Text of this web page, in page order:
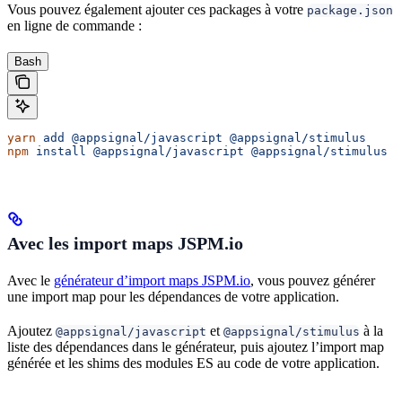
Vous pouvez également ajouter ces packages à votre package.json
en ligne de commande :
Bash
yarn add @appsignal/javascript @appsignal/stimulus
npm install @appsignal/javascript @appsignal/stimulus
Avec les import maps JSPM.io
Avec le générateur d’import maps JSPM.io, vous pouvez générer
une import map pour les dépendances de votre application.
Ajoutez @appsignal/javascript et @appsignal/stimulus à la
liste des dépendances dans le générateur, puis ajoutez l’import map
générée et les shims des modules ES au code de votre application.